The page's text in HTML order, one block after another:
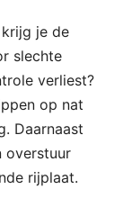
je de
slechte
verliest?
op nat
Daarnaast
overstuur
rijplaat.